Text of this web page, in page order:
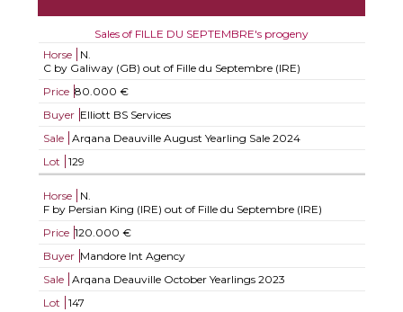
Sales of FILLE DU SEPTEMBRE's progeny
Horse
N.
C by Galiway (GB) out of Fille du Septembre (IRE)
Price 80.000 €
Buyer Elliott BS Services
Sale
Arqana Deauville August Yearling Sale 2024
Lot
129
Horse
N.
F by Persian King (IRE) out of Fille du Septembre (IRE)
Price 120.000 €
Buyer Mandore Int Agency
Sale
Arqana Deauville October Yearlings 2023
Lot
147